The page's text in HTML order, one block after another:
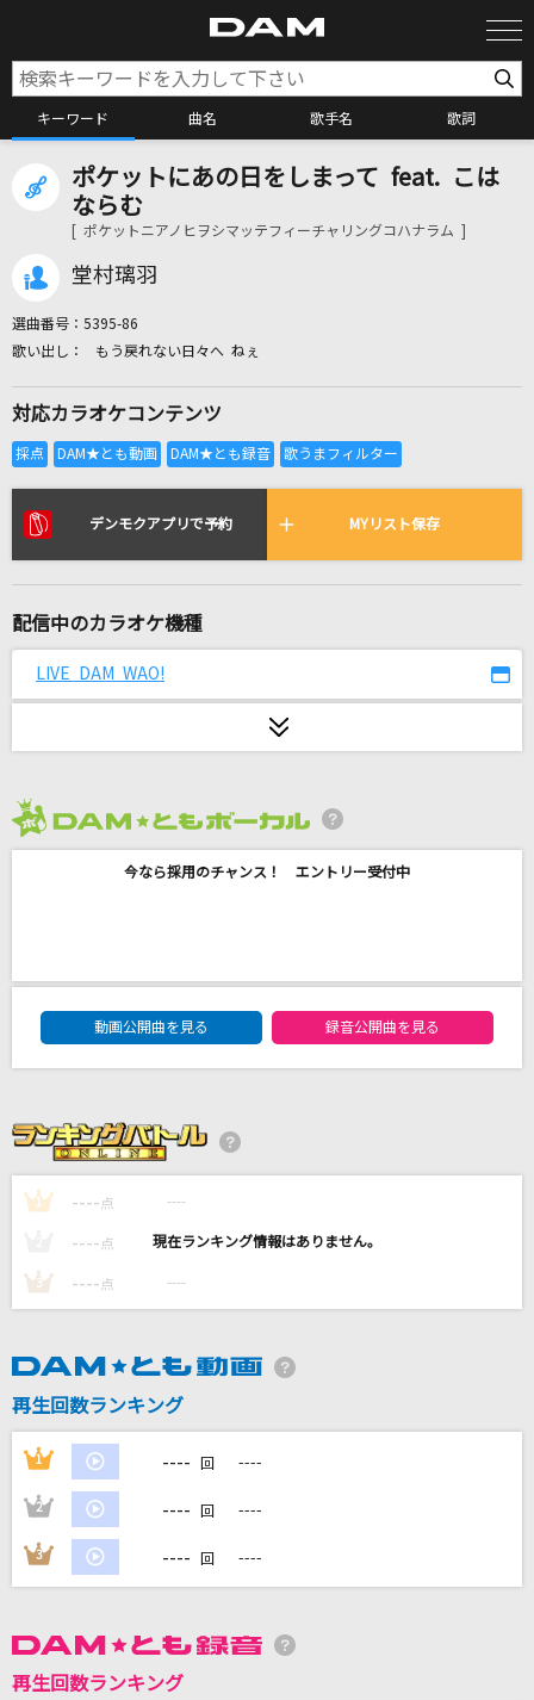
キーワード 曲名 歌手名 歌詞
カラオケ検索
カラオケリクエスト
リアルタイムで歌われている曲の一覧
うっせぇわ
iLiFE!メドレー
iLiFE!メドレー
＝LOVE
[生音]しわくちゃな雲を抱いて
鈴木このみ
[生音]Dancing Queen [ダンシング・クイーン]
ABBA
[生音]ピースサイン
アメイジンググレイス
DAMの新曲・ランキングなど
カラオケをもっと楽しもう！
ポケットにあの日をしまって feat. こは
ならむ
[ ポケットニアノヒヲシマッテフィーチャリングコハナラム ]
堂村璃羽
選曲番号： 5395-86
もう戻れない日々へ ねぇ
対応カラオケコンテンツ
デンモクアプリで予約 MYリスト保存
配信中のカラオケ機種
LIVE DAM WAO!
今なら採用のチャンス！ エントリー受付中
DAM★ともボーカルエントリーランキング
動画公開曲を見る
録音公開曲を見る
1 ---- 点 ----
---- 点 ----
3 ---- 点 ----
再生回数ランキング
1 ---- 回 ----
2 ---- 回 ----
3 ---- 回 ----
再生回数ランキング